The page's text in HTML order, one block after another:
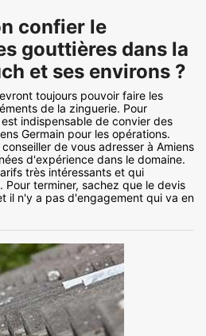
confier le
gouttières dans la
et ses environs ?
toujours pouvoir faire les
de la zinguerie. Pour
indispensable de convier des
Germain pour les opérations.
de vous adresser à Amiens
d'expérience dans le domaine.
très intéressants et qui
terminer, sachez que le devis
il n'y a pas d'engagement qui va en